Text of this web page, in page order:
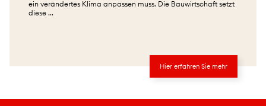
ein verändertes Klima anpassen muss. Die Bauwirtschaft setzt
diese ...
Hier erfahren Sie mehr